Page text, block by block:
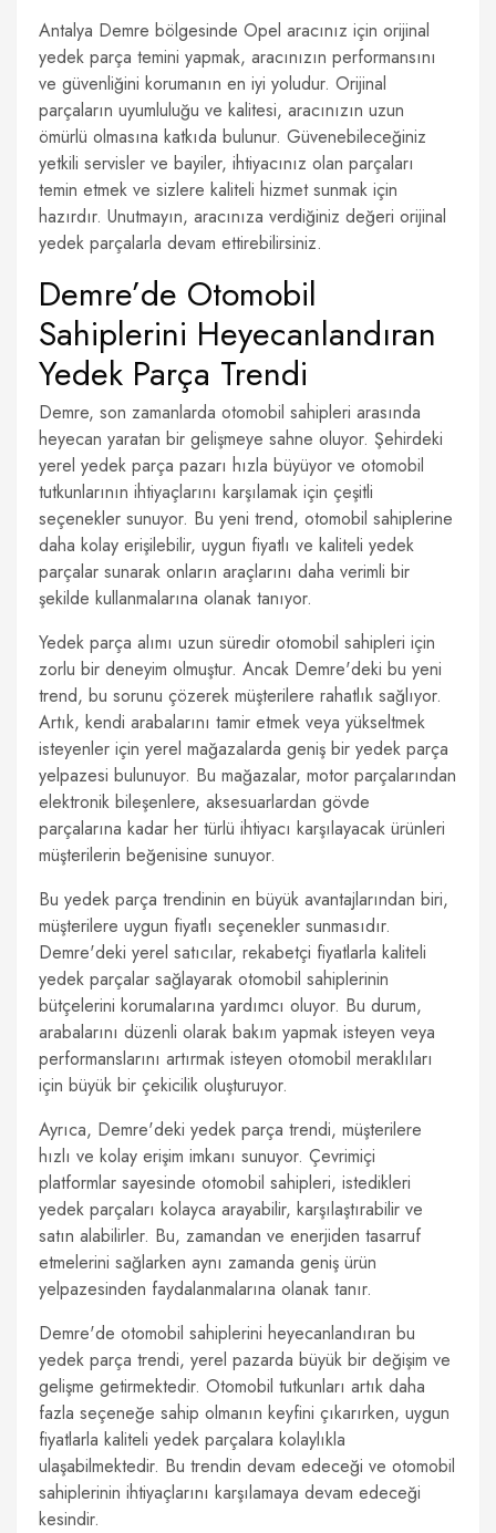
Antalya Demre bölgesinde Opel aracınız için orijinal
yedek parça temini yapmak, aracınızın performansını
ve güvenliğini korumanın en iyi yoludur. Orijinal
parçaların uyumluluğu ve kalitesi, aracınızın uzun
ömürlü olmasına katkıda bulunur. Güvenebileceğiniz
yetkili servisler ve bayiler, ihtiyacınız olan parçaları
temin etmek ve sizlere kaliteli hizmet sunmak için
hazırdır. Unutmayın, aracınıza verdiğiniz değeri orijinal
yedek parçalarla devam ettirebilirsiniz.
Demre’de Otomobil
Sahiplerini Heyecanlandıran
Yedek Parça Trendi
Demre, son zamanlarda otomobil sahipleri arasında
heyecan yaratan bir gelişmeye sahne oluyor. Şehirdeki
yerel yedek parça pazarı hızla büyüyor ve otomobil
tutkunlarının ihtiyaçlarını karşılamak için çeşitli
seçenekler sunuyor. Bu yeni trend, otomobil sahiplerine
daha kolay erişilebilir, uygun fiyatlı ve kaliteli yedek
parçalar sunarak onların araçlarını daha verimli bir
şekilde kullanmalarına olanak tanıyor.
Yedek parça alımı uzun süredir otomobil sahipleri için
zorlu bir deneyim olmuştur. Ancak Demre'deki bu yeni
trend, bu sorunu çözerek müşterilere rahatlık sağlıyor.
Artık, kendi arabalarını tamir etmek veya yükseltmek
isteyenler için yerel mağazalarda geniş bir yedek parça
yelpazesi bulunuyor. Bu mağazalar, motor parçalarından
elektronik bileşenlere, aksesuarlardan gövde
parçalarına kadar her türlü ihtiyacı karşılayacak ürünleri
müşterilerin beğenisine sunuyor.
Bu yedek parça trendinin en büyük avantajlarından biri,
müşterilere uygun fiyatlı seçenekler sunmasıdır.
Demre'deki yerel satıcılar, rekabetçi fiyatlarla kaliteli
yedek parçalar sağlayarak otomobil sahiplerinin
bütçelerini korumalarına yardımcı oluyor. Bu durum,
arabalarını düzenli olarak bakım yapmak isteyen veya
performanslarını artırmak isteyen otomobil meraklıları
için büyük bir çekicilik oluşturuyor.
Ayrıca, Demre'deki yedek parça trendi, müşterilere
hızlı ve kolay erişim imkanı sunuyor. Çevrimiçi
platformlar sayesinde otomobil sahipleri, istedikleri
yedek parçaları kolayca arayabilir, karşılaştırabilir ve
satın alabilirler. Bu, zamandan ve enerjiden tasarruf
etmelerini sağlarken aynı zamanda geniş ürün
yelpazesinden faydalanmalarına olanak tanır.
Demre'de otomobil sahiplerini heyecanlandıran bu
yedek parça trendi, yerel pazarda büyük bir değişim ve
gelişme getirmektedir. Otomobil tutkunları artık daha
fazla seçeneğe sahip olmanın keyfini çıkarırken, uygun
fiyatlarla kaliteli yedek parçalara kolaylıkla
ulaşabilmektedir. Bu trendin devam edeceği ve otomobil
sahiplerinin ihtiyaçlarını karşılamaya devam edeceği
kesindir.